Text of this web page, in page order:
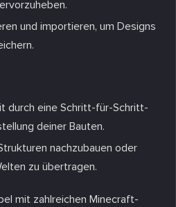
und importieren, um Designs
durch eine Schritt-für-Schritt-
deiner Bauten.
nachzubauen oder
zu übertragen.
mit zahlreichen Minecraft-